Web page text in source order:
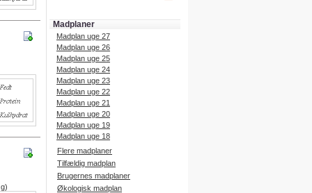
Madplaner
Madplan uge 27
Madplan uge 26
Madplan uge 25
Madplan uge 24
Madplan uge 23
Madplan uge 22
Madplan uge 21
Madplan uge 20
Madplan uge 19
Madplan uge 18
Flere madplaner
Tilfældig madplan
Brugernes madplaner
Økologisk madplan